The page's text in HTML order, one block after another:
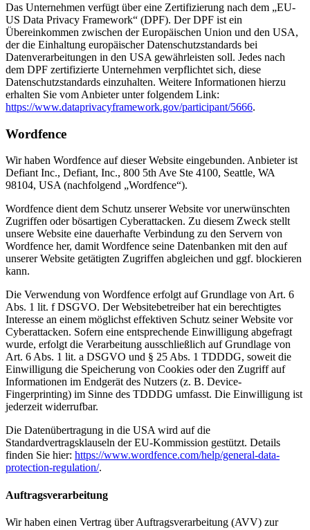
Das Unternehmen verfügt über eine Zertifizierung nach dem „EU-
US Data Privacy Framework“ (DPF). Der DPF ist ein
Übereinkommen zwischen der Europäischen Union und den USA,
der die Einhaltung europäischer Datenschutzstandards bei
Datenverarbeitungen in den USA gewährleisten soll. Jedes nach
dem DPF zertifizierte Unternehmen verpflichtet sich, diese
Datenschutzstandards einzuhalten. Weitere Informationen hierzu
erhalten Sie vom Anbieter unter folgendem Link:
https://www.dataprivacyframework.gov/participant/5666.
Wordfence
Wir haben Wordfence auf dieser Website eingebunden. Anbieter ist
Defiant Inc., Defiant, Inc., 800 5th Ave Ste 4100, Seattle, WA
98104, USA (nachfolgend „Wordfence“).
Wordfence dient dem Schutz unserer Website vor unerwünschten
Zugriffen oder bösartigen Cyberattacken. Zu diesem Zweck stellt
unsere Website eine dauerhafte Verbindung zu den Servern von
Wordfence her, damit Wordfence seine Datenbanken mit den auf
unserer Website getätigten Zugriffen abgleichen und ggf. blockieren
kann.
Die Verwendung von Wordfence erfolgt auf Grundlage von Art. 6
Abs. 1 lit. f DSGVO. Der Websitebetreiber hat ein berechtigtes
Interesse an einem möglichst effektiven Schutz seiner Website vor
Cyberattacken. Sofern eine entsprechende Einwilligung abgefragt
wurde, erfolgt die Verarbeitung ausschließlich auf Grundlage von
Art. 6 Abs. 1 lit. a DSGVO und § 25 Abs. 1 TDDDG, soweit die
Einwilligung die Speicherung von Cookies oder den Zugriff auf
Informationen im Endgerät des Nutzers (z. B. Device-
Fingerprinting) im Sinne des TDDDG umfasst. Die Einwilligung ist
jederzeit widerrufbar.
Die Datenübertragung in die USA wird auf die
Standardvertragsklauseln der EU-Kommission gestützt. Details
finden Sie hier: https://www.wordfence.com/help/general-data-
protection-regulation/.
Auftragsverarbeitung
Wir haben einen Vertrag über Auftragsverarbeitung (AVV) zur